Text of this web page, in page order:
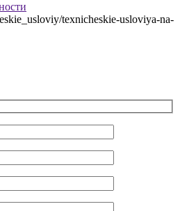
texnicheskie-usloviya-na-